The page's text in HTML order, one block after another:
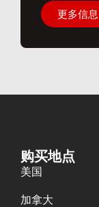
更多信息
购买地点
美国
加拿大